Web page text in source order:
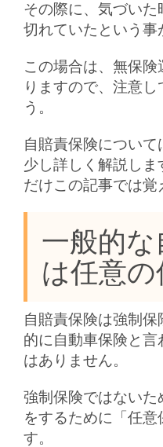
その際に、気づい
切れていたという事
この場合は、無保
りますので、注意
う。
自賠責保険について
少し詳しく解説し
だけこの記事では覚
一般的
は任意の
自賠責保険は強制
的に自動車保険と
はありません。
強制保険ではないた
をするために「任
す。